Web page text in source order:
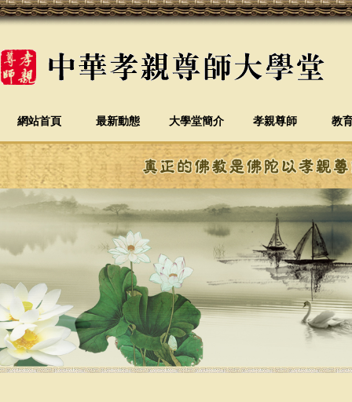
網站首頁 最新動態 大學堂簡介 孝親尊師 教